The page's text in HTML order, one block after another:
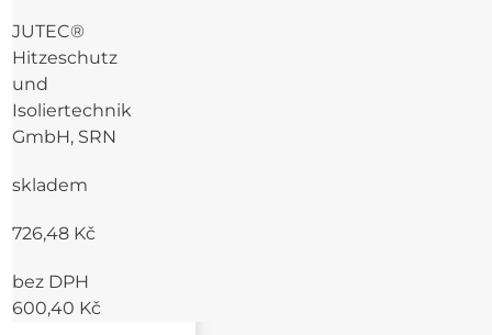
JUTEC®
Hitzeschutz
und
Isoliertechnik
GmbH, SRN
skladem
726,48 Kč
bez DPH
600,40 Kč